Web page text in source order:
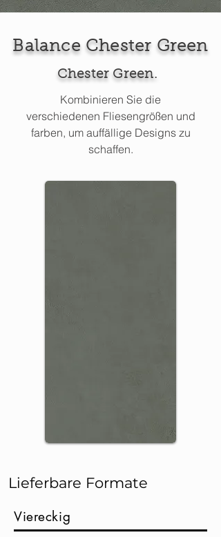
Balance Chester Green
Chester Green.
Kombinieren Sie die
verschiedenen Fliesengrößen und
farben, um auffällige Designs zu
schaffen.
Lieferbare Formate
Viereckig